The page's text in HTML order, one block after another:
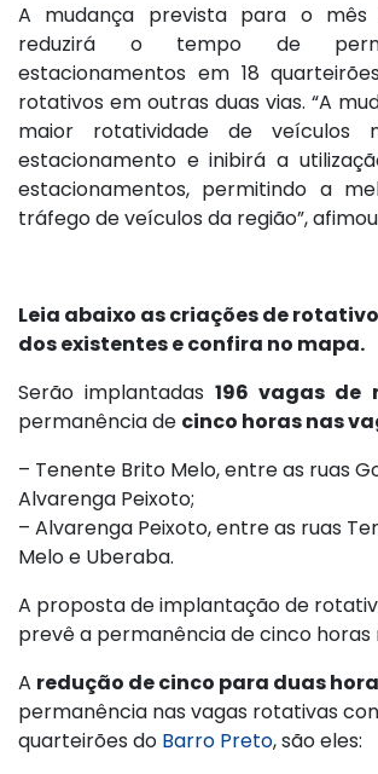
A mudança prevista para o mês
reduzirá o tempo de
estacionamentos em 18
rotativos em outras duas vias. “A
maior rotatividade de veículos
estacionamento e inibirá a
estacionamentos, permitindo a
tráfego de veículos da região”,
Leia abaixo as criações de
dos existentes e confira no mapa.
Serão implantadas 196 vagas
permanência de cinco horas nas
– Tenente Brito Melo, entre as ruas
Alvarenga Peixoto;
– Alvarenga Peixoto, entre as ruas
Melo e Uberaba.
A proposta de implantação de
prevê a permanência de cinco horas
A redução de cinco para duas
permanência nas vagas rotativas
quarteirões do Barro Preto, são eles: